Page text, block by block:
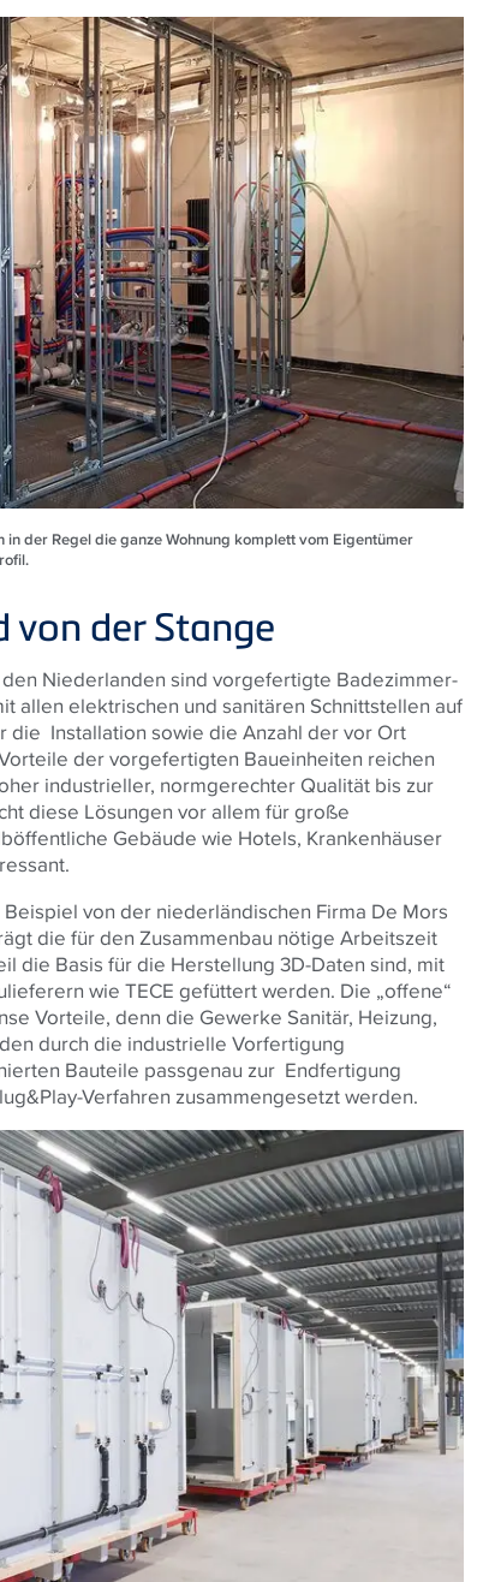
in der Regel die ganze Wohnung komplett vom Eigentümer
von der Stange
Niederlanden sind vorgefertigte Badezimmer-
allen elektrischen und sanitären Schnittstellen auf
Installation sowie die Anzahl der vor Ort
der vorgefertigten Baueinheiten reichen
industrieller, normgerechter Qualität bis zur
diese Lösungen vor allem für große
Gebäude wie Hotels, Krankenhäuser
von der niederländischen Firma De Mors
die für den Zusammenbau nötige Arbeitszeit
die Basis für die Herstellung 3D-Daten sind, mit
wie TECE gefüttert werden. Die „offene“
Vorteile, denn die Gewerke Sanitär, Heizung,
durch die industrielle Vorfertigung
Bauteile passgenau zur Endfertigung
Verfahren zusammengesetzt werden.